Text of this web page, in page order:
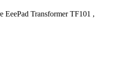
EeePad Transformer TF101 ,